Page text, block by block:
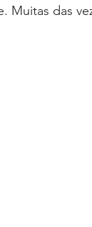
Muitas das